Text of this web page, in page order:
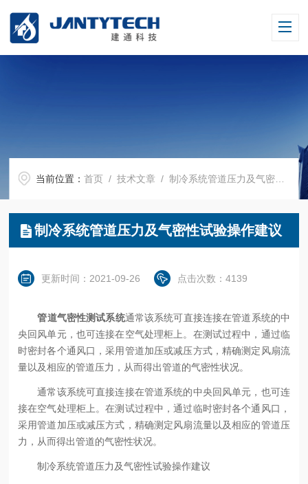
当前位置：首页 /技术文章 / 制冷系统管道压力及气密性试验操作建议
制冷系统管道压力及气密性试验操作建议
更新时间：2021-09-26 点击次数：4139
管道气密性测试系统通常该系统可直接连接在管道系统的中
央回风单元，也可连接在空气处理柜上。在测试过程中，通过临
时密封各个通风口，采用管道加压或减压方式，精确测定风扇流
量以及相应的管道压力，从而得出管道的气密性状况。
通常该系统可直接连接在管道系统的中央回风单元，也可连
接在空气处理柜上。在测试过程中，通过临时密封各个通风口，
采用管道加压或减压方式，精确测定风扇流量以及相应的管道压
力，从而得出管道的气密性状况。
制冷系统管道压力及气密性试验操作建议